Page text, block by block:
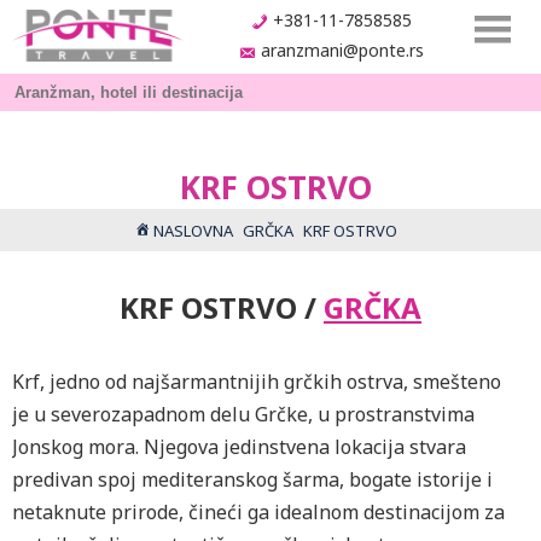
+381-11-7858585
aranzmani@ponte.rs
KRF OSTRVO
NASLOVNA GRČKA KRF OSTRVO
KRF OSTRVO / GRČKA
Krf, jedno od najšarmantnijih grčkih ostrva, smešteno
je u severozapadnom delu Grčke, u prostranstvima
Jonskog mora. Njegova jedinstvena lokacija stvara
predivan spoj mediteranskog šarma, bogate istorije i
netaknute prirode, čineći ga idealnom destinacijom za